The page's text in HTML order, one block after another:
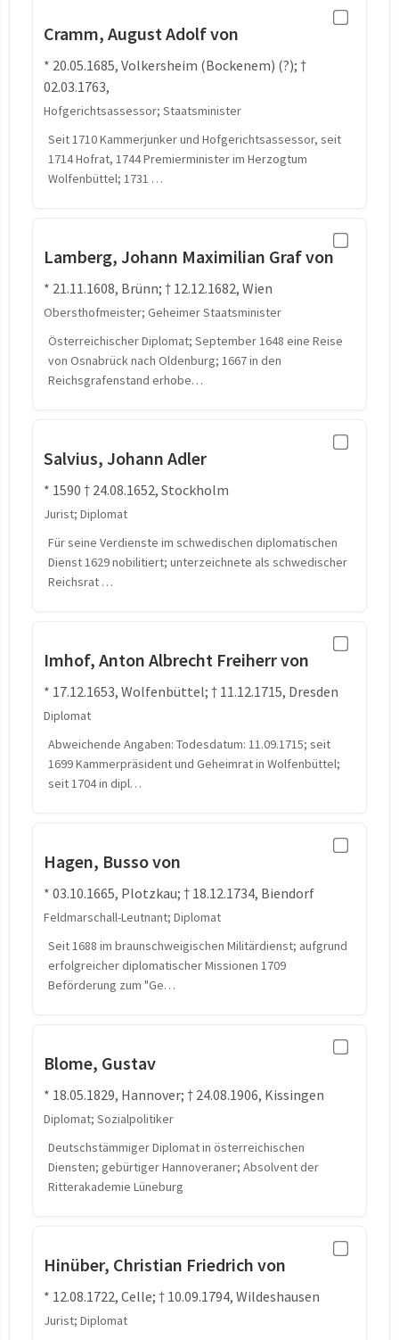
Cramm, August Adolf von
* 20.05.1685, Volkersheim (Bockenem) (?); †
02.03.1763,
Hofgerichtsassessor; Staatsminister
Seit 1710 Kammerjunker und Hofgerichtsassessor, seit
1714 Hofrat, 1744 Premierminister im Herzogtum
Wolfenbüttel; 1731 …
Lamberg, Johann Maximilian Graf von
* 21.11.1608, Brünn; † 12.12.1682, Wien
Obersthofmeister; Geheimer Staatsminister
Österreichischer Diplomat; September 1648 eine Reise
von Osnabrück nach Oldenburg; 1667 in den
Reichsgrafenstand erhobe…
Salvius, Johann Adler
* 1590 † 24.08.1652, Stockholm
Jurist; Diplomat
Für seine Verdienste im schwedischen diplomatischen
Dienst 1629 nobilitiert; unterzeichnete als schwedischer
Reichsrat …
Imhof, Anton Albrecht Freiherr von
* 17.12.1653, Wolfenbüttel; † 11.12.1715, Dresden
Diplomat
Abweichende Angaben: Todesdatum: 11.09.1715; seit
1699 Kammerpräsident und Geheimrat in Wolfenbüttel;
seit 1704 in dipl…
Hagen, Busso von
* 03.10.1665, Plotzkau; † 18.12.1734, Biendorf
Feldmarschall-Leutnant; Diplomat
Seit 1688 im braunschweigischen Militärdienst; aufgrund
erfolgreicher diplomatischer Missionen 1709
Beförderung zum "Ge…
Blome, Gustav
* 18.05.1829, Hannover; † 24.08.1906, Kissingen
Diplomat; Sozialpolitiker
Deutschstämmiger Diplomat in österreichischen
Diensten; gebürtiger Hannoveraner; Absolvent der
Ritterakademie Lüneburg
Hinüber, Christian Friedrich von
* 12.08.1722, Celle; † 10.09.1794, Wildeshausen
Jurist; Diplomat